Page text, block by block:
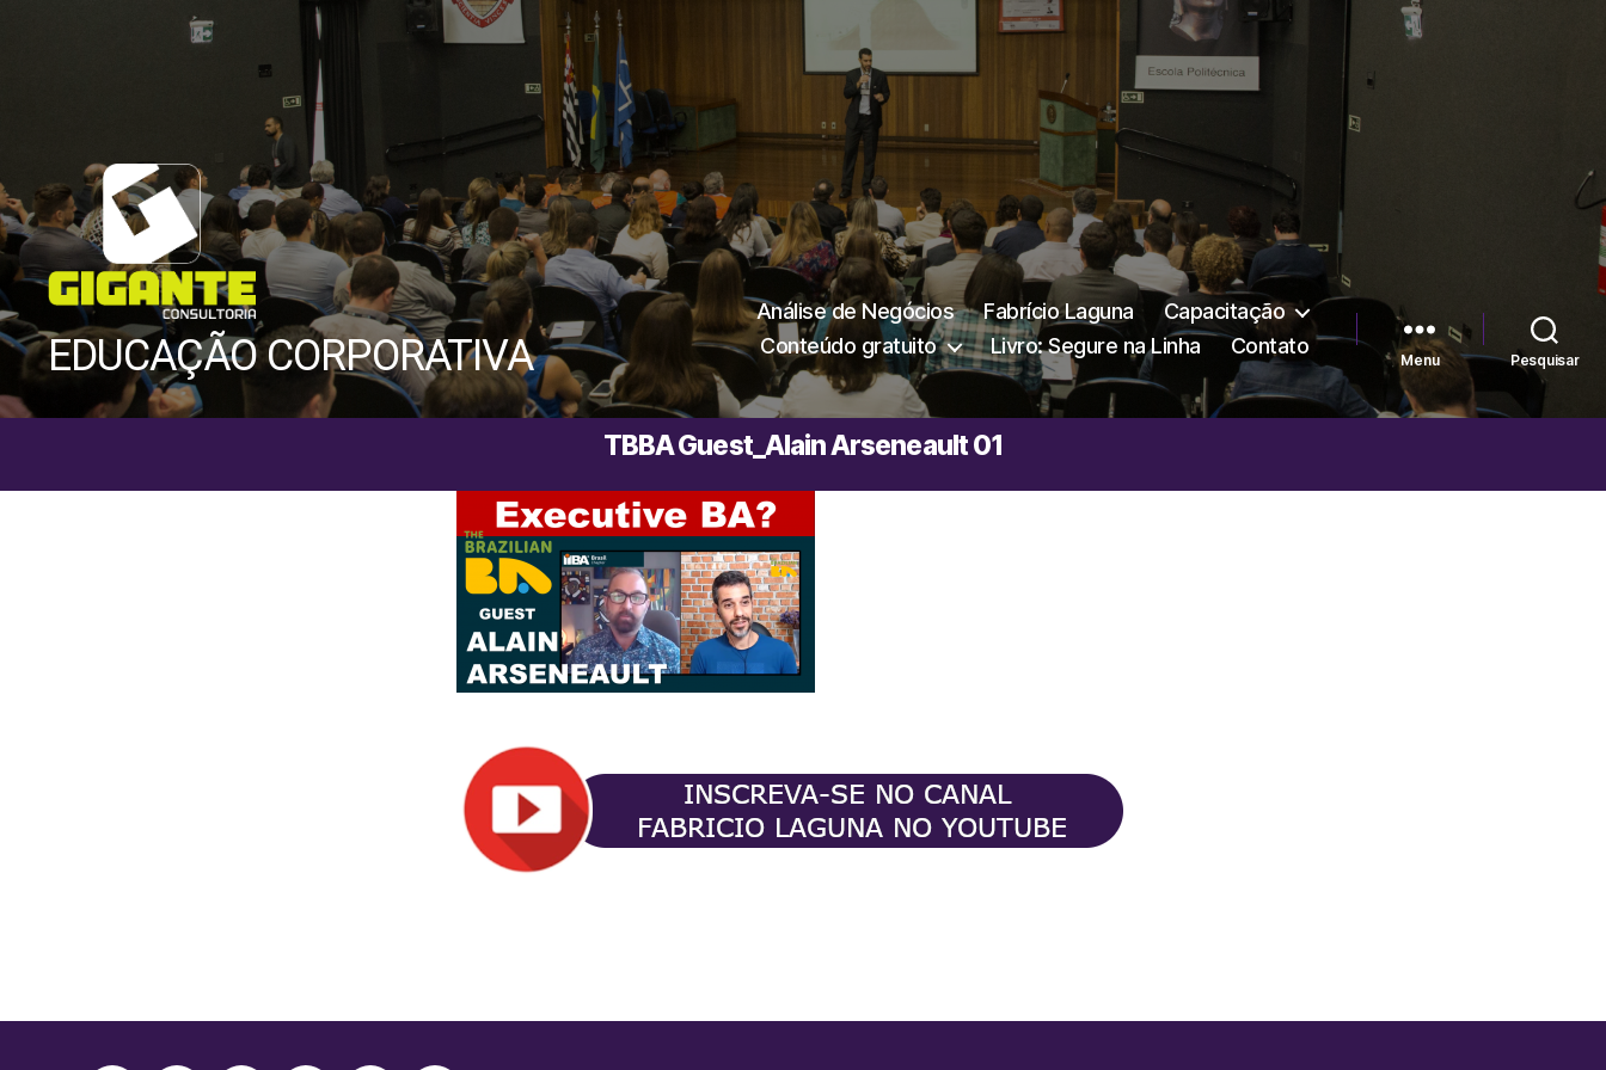
Gigante
Consultoria
EDUCAÇÃO CORPORATIVA
Análise de Negócios Fabrício Laguna
Capacitação
Conteúdo gratuito
Livro: Segure na Linha Contato
Menu Pesquisar
TBBA Guest_Alain Arseneault 01